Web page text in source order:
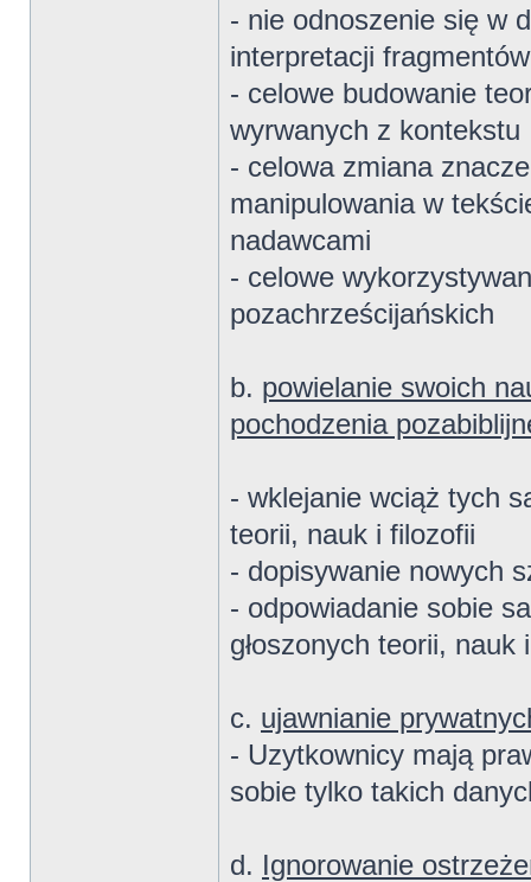
- nie odnoszenie się w
interpretacji
- celowe budowanie
wyrwanych z kontekstu
- celowa zmiana
manipulowania w
nadawcami
- celowe
pozachrześcijańskich
b. powielanie swoich
pochodzenia
- wklejanie wciąż tych
teorii, nauk i filozofii
- dopisywanie nowych
- odpowiadanie sobie
głoszonych teorii, nauk
c. ujawnianie
- Uzytkownicy mają
sobie tylko takich
d. Ignorowanie